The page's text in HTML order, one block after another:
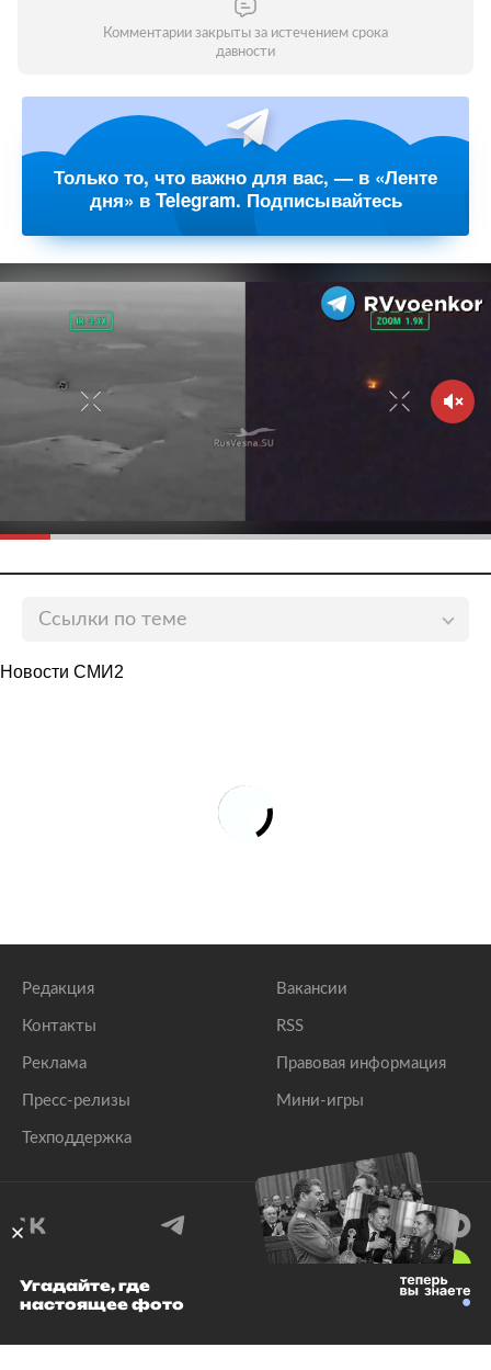
Комментарии закрыты за истечением срока
давности
Только то, что важно для вас, — в «Ленте
дня» в Telegram. Подписывайтесь
Ссылки по теме
легитимность итогов выборов в России
В Общественном штабе рассказали о защите
тестового онлайн-голосования
Новости СМИ2
Редакция
Контакты
Реклама
Пресс-релизы
Техподдержка
Вакансии
RSS
Правовая информация
Мини-игры
© 1999–2026 Все права защищены.
Угадайте, где
настоящее фото